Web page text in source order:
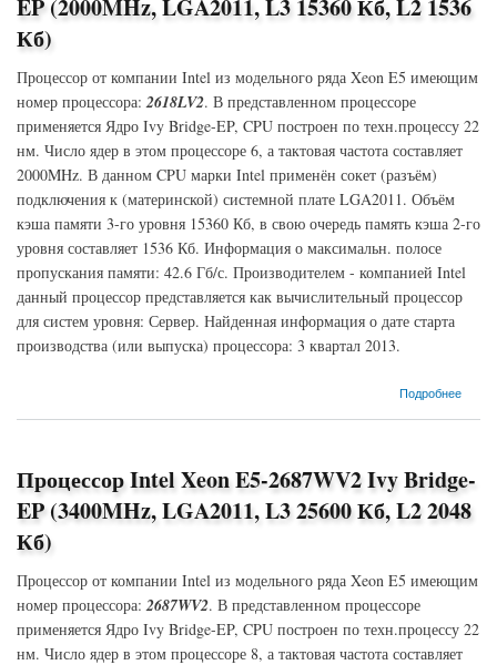
EP (2000MHz, LGA2011, L3 15360 Кб, L2 1536
Кб)
Процессор от компании Intel из модельного ряда Xeon E5 имеющим
номер процессора:2618LV2. В представленном процессоре
применяется Ядро Ivy Bridge-EP, CPU построен по техн.процессу 22
нм. Число ядер в этом процессоре 6, а тактовая частота составляет
2000MHz. В данном CPU марки Intel применён сокет (разъём)
подключения к (материнской) системной плате LGA2011. Объём
кэша памяти 3-го уровня 15360 Кб, в свою очередь память кэша 2-го
уровня составляет 1536 Кб. Информация о максимальн. полосе
пропускания памяти: 42.6 Гб/с. Производителем - компанией Intel
данный процессор представляется как вычислительный процессор
для систем уровня: Сервер. Найденная информация о дате старта
производства (или выпуска) процессора: 3 квартал 2013.
Подробнее
о Процессор Intel Xeon E5-2618LV2 Ivy Bridge-EP (2000MHz, LGA2011, L3 15360 Кб, L2
Процессор Intel Xeon E5-2687WV2 Ivy Bridge-
EP (3400MHz, LGA2011, L3 25600 Кб, L2 2048
Кб)
Процессор от компании Intel из модельного ряда Xeon E5 имеющим
номер процессора:2687WV2. В представленном процессоре
применяется Ядро Ivy Bridge-EP, CPU построен по техн.процессу 22
нм. Число ядер в этом процессоре 8, а тактовая частота составляет